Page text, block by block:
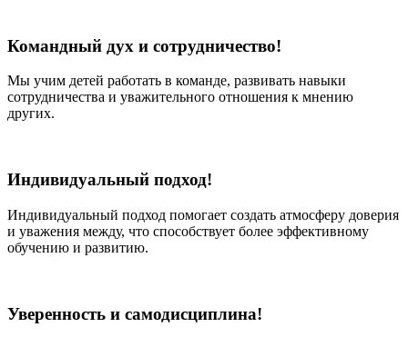
Командный дух и сотрудничество!
Мы учим детей работать в команде, развивать навыки
сотрудничества и уважительного отношения к мнению
других.
Индивидуальный подход!
Индивидуальный подход помогает создать атмосферу доверия
и уважения между, что способствует более эффективному
обучению и развитию.
Уверенность и самодисциплина!